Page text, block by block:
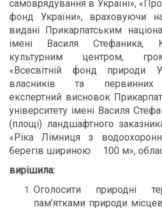
самоврядування в Україні»,
фонд України», враховуючи
видані Прикарпатським
імені Василя Стефаника,
культурним центром,
«Всесвітній фонд природи
власників та первинних
експертний висновок
університету імені Василя
(площі) ландшафтного
«Ріка Лімниця з
берегів шириною 100 м»,
вирішила:
Оголосити природні
пам’ятками природи